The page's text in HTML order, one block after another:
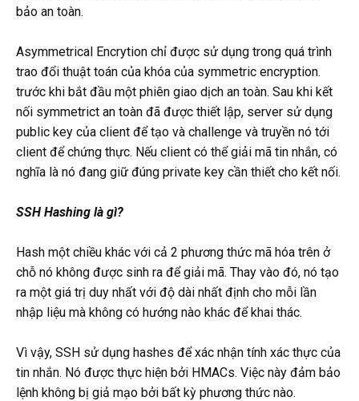
bảo an toàn.
Asymmetrical Encrytion chỉ được sử dụng trong quá trình
trao đổi thuật toán của khóa của symmetric encryption.
trước khi bắt đầu một phiên giao dịch an toàn. Sau khi kết
nối symmetrict an toàn đã được thiết lập, server sử dụng
public key của client để tạo và challenge và truyền nó tới
client để chứng thực. Nếu client có thể giải mã tin nhắn, có
nghĩa là nó đang giữ đúng private key cần thiết cho kết nối.
SSH Hashing là gì?
Hash một chiều khác với cả 2 phương thức mã hóa trên ở
chỗ nó không được sinh ra để giải mã. Thay vào đó, nó tạo
ra một giá trị duy nhất với độ dài nhất định cho mỗi lần
nhập liệu mà không có hướng nào khác để khai thác.
Vì vậy, SSH sử dụng hashes để xác nhận tính xác thực của
tin nhắn. Nó được thực hiện bởi HMACs. Việc này đảm bảo
lệnh không bị giả mạo bởi bất kỳ phương thức nào.